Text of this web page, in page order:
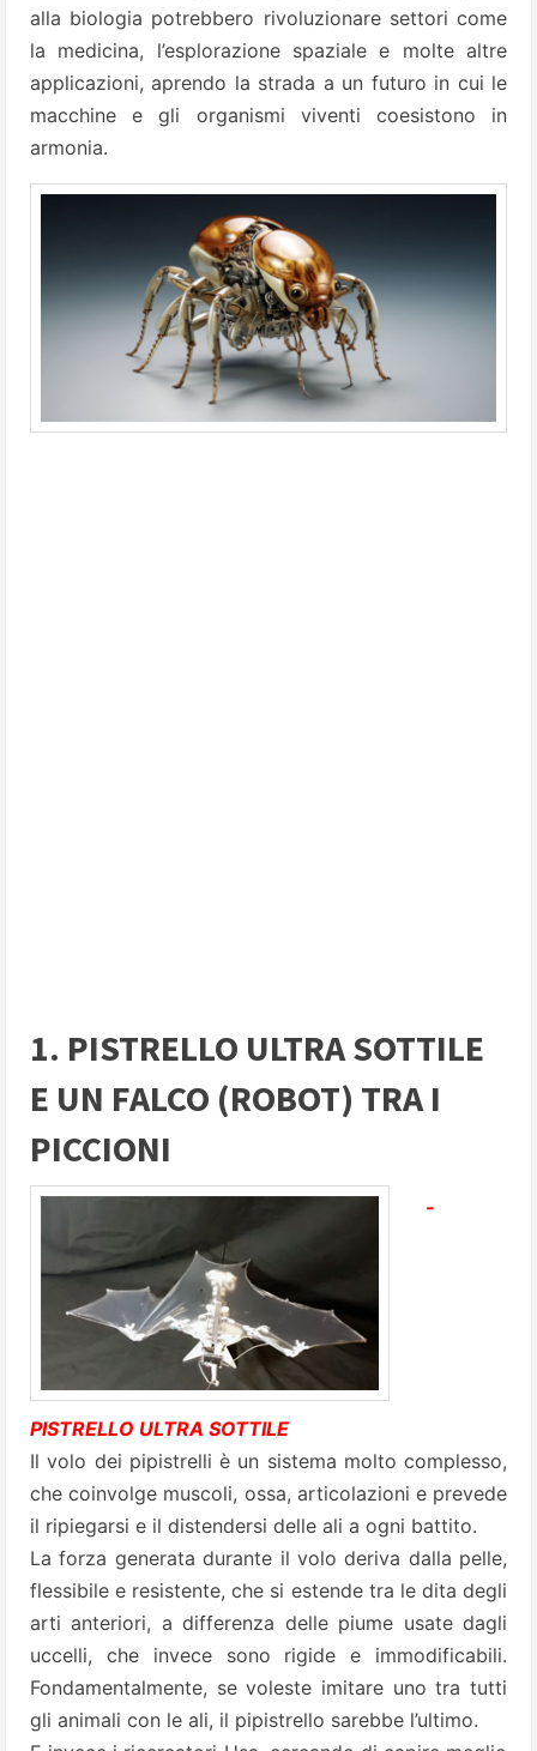
alla biologia potrebbero rivoluzionare settori come
la medicina, l’esplorazione spaziale e molte altre
applicazioni, aprendo la strada a un futuro in cui le
macchine e gli organismi viventi coesistono in
armonia.
1. PISTRELLO ULTRA SOTTILE
E UN FALCO (ROBOT) TRA I
PICCIONI
-
PISTRELLO ULTRA SOTTILE
Il volo dei pipistrelli è un sistema molto complesso,
che coinvolge muscoli, ossa, articolazioni e prevede
il ripiegarsi e il distendersi delle ali a ogni battito.
La forza generata durante il volo deriva dalla pelle,
flessibile e resistente, che si estende tra le dita degli
arti anteriori, a differenza delle piume usate dagli
uccelli, che invece sono rigide e immodificabili.
Fondamentalmente, se voleste imitare uno tra tutti
gli animali con le ali, il pipistrello sarebbe l’ultimo.